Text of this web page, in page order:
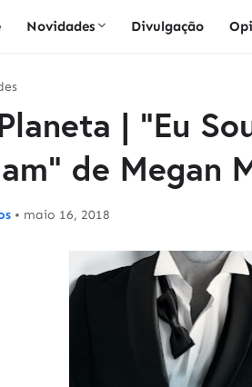
Novidades Divulgação
| "Eu
de Megan
• maio 16, 2018